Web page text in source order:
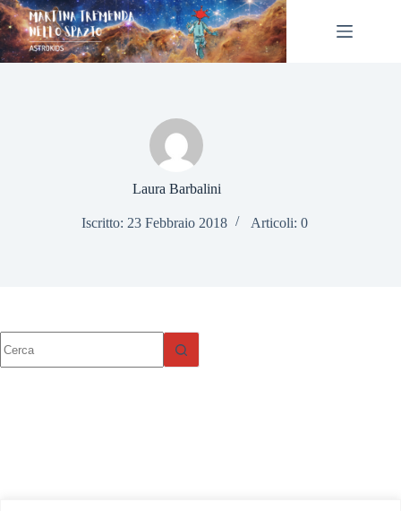
Salta
al
contenuto
Laura Barbalini
Iscritto: 23 Febbraio 2018 Articoli: 0
risultato